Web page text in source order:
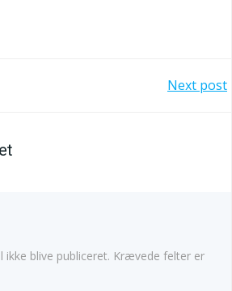
Next post
ikke blive publiceret. Krævede felter er